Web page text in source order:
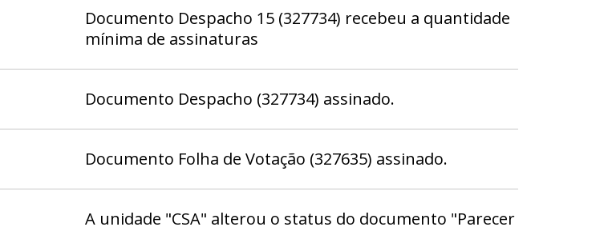
Documento Despacho 15 (327734) recebeu a quantidade
mínima de assinaturas
Documento Despacho (327734) assinado.
Documento Folha de Votação (327635) assinado.
A unidade "CSA" alterou o status do documento "Parecer